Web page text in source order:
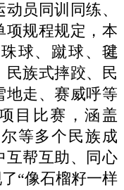
员同训同练、
项规程规定，本
球、蹴球、毽
民族式摔跤、民
地走、赛威呼等
目比赛，涵盖
等多个民族成
互帮互助、同心
“像石榴籽一样